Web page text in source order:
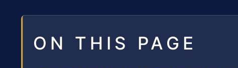
ON THIS PAGE